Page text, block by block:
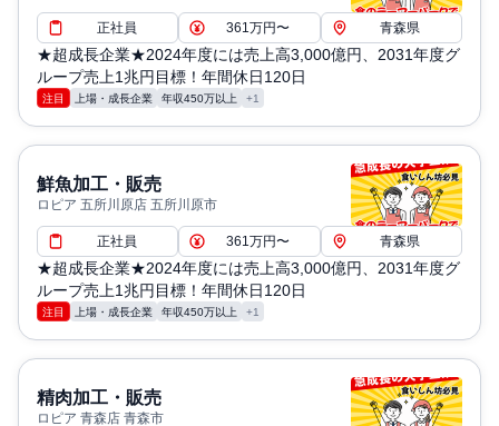
正社員 361万円〜 青森県
★超成長企業★2024年度には売上高3,000億円、2031年度グ
ループ売上1兆円目標！年間休日120日
注目 上場・成長企業 年収450万以上 +1
鮮魚加工・販売
ロピア 五所川原店 五所川原市
正社員 361万円〜 青森県
★超成長企業★2024年度には売上高3,000億円、2031年度グ
ループ売上1兆円目標！年間休日120日
注目 上場・成長企業 年収450万以上 +1
精肉加工・販売
ロピア 青森店 青森市